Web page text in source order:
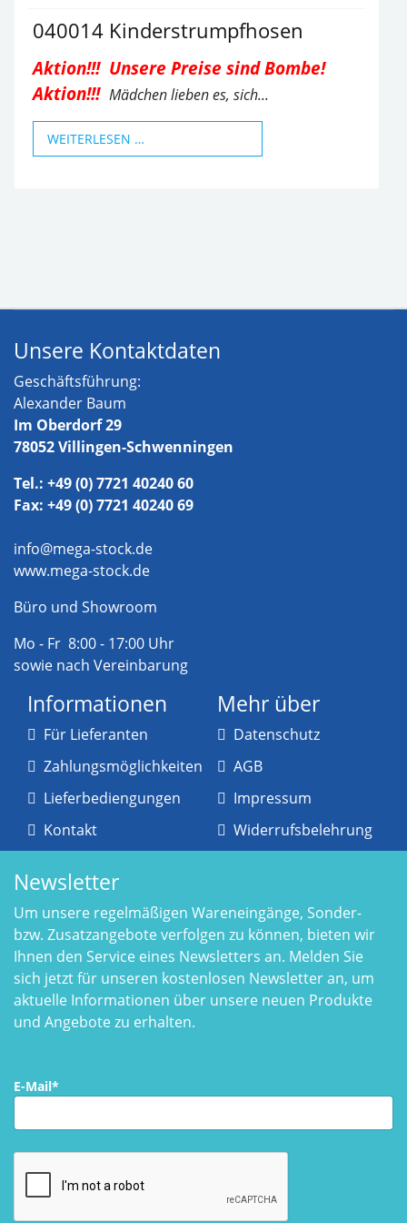
040014 Kinderstrumpfhosen
Aktion!!! Unsere Preise sind Bombe!
Aktion!!! Mädchen lieben es, sich...
WEITERLESEN …
Unsere Kontaktdaten
Geschäftsführung:
Alexander Baum
Im Oberdorf 29
78052 Villingen-Schwenningen
Tel.: +49 (0) 7721 40240 60
Fax: +49 (0) 7721 40240 69
info@mega-stock.de
www.mega-stock.de
Büro und Showroom
Mo - Fr 8:00 - 17:00 Uhr
sowie nach Vereinbarung
Informationen
Für Lieferanten
Zahlungsmöglichkeiten
Lieferbediengungen
Kontakt
Mehr über
Datenschutz
AGB
Impressum
Widerrufsbelehrung
Newsletter
Um unsere regelmäßigen Wareneingänge, Sonder-
bzw. Zusatzangebote verfolgen zu können, bieten wir
Ihnen den Service eines Newsletters an. Melden Sie
sich jetzt für unseren kostenlosen Newsletter an, um
aktuelle Informationen über unsere neuen Produkte
und Angebote zu erhalten.
E-Mail*